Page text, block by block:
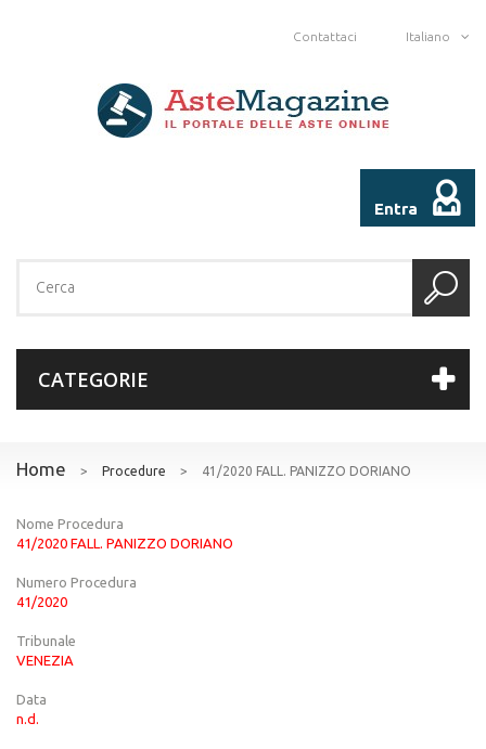
Italiano
Contattaci
Entra
CATEGORIE
Home > Procedure > 41/2020 FALL. PANIZZO DORIANO
Nome Procedura
41/2020 FALL. PANIZZO DORIANO
Numero Procedura
41/2020
Tribunale
VENEZIA
Data
n.d.